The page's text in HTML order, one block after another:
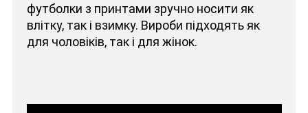
футболки з принтами зручно носити як
влітку, так і взимку. Вироби підходять як
для чоловіків, так і для жінок.